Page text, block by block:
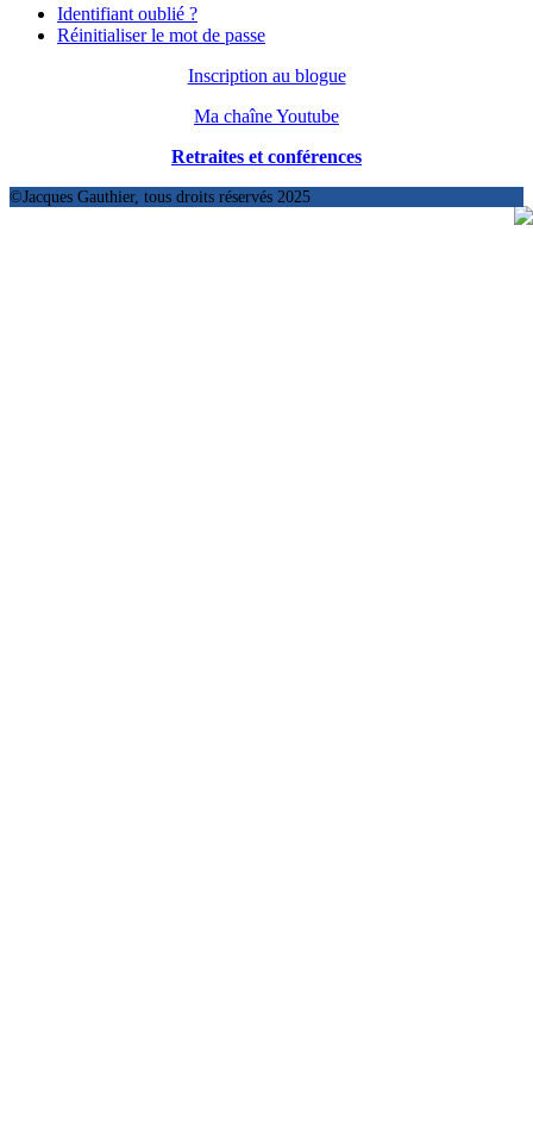
Identifiant oublié ?
Réinitialiser le mot de passe
Inscription au blogue
Ma chaîne Youtube
Retraites et conférences
©Jacques Gauthier, tous droits réservés 2025